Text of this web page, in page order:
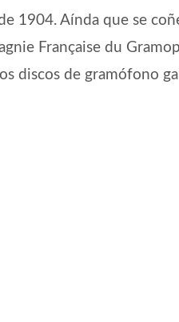
1904. Aínda que se
Française du
de gramófono